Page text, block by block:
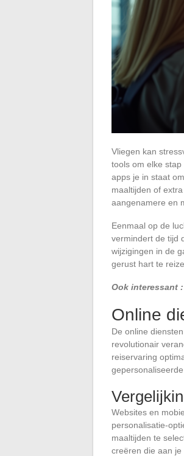
Vliegen kan
tools om elke
apps je in staat
maaltijden of
aangenamere en
Eenmaal op de
vermindert de tijd
wijzigingen in de
gerust hart te
Ook interessant :
Online
De online
revolutionair
reiservaring
Websites en
personalisatie-
maaltijden te
creëren die aan je